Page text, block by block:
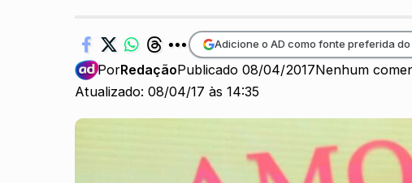
Atualizado: 08/04/17 às 14:35
PorRedaçãoPublicado 08/04/2017Nenhum
Adicione o AD como fonte preferida do